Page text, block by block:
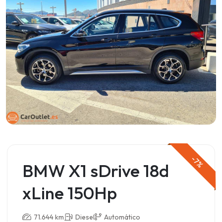
-7%
BMW X1 sDrive 18d
xLine 150Hp
71.644 km Diesel Automático